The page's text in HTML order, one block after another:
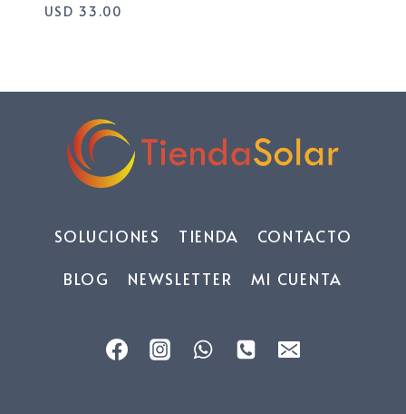
USD 33.00
SOLUCIONES TIENDA
CONTACTO
BLOG
NEWSLETTER MI CUENTA